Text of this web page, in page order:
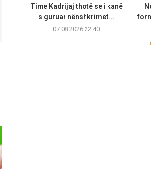
Time Kadrijaj thotë se i kanë
siguruar nënshkrimet...
07.08.2026 22:40